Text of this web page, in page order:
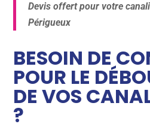
Devis offert pour votre
Périgueux
BESOIN DE
POUR LE
DE VOS
?